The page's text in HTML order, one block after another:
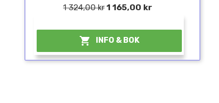
1 324,00 kr 1 165,00 kr
 INFO & BOK